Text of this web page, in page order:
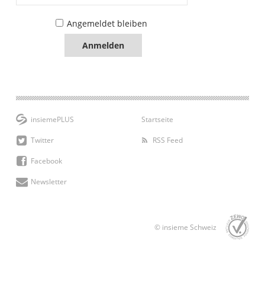
Angemeldet bleiben
insiemePLUS
Twitter
Facebook
Newsletter
Startseite
RSS Feed
© insieme Schweiz